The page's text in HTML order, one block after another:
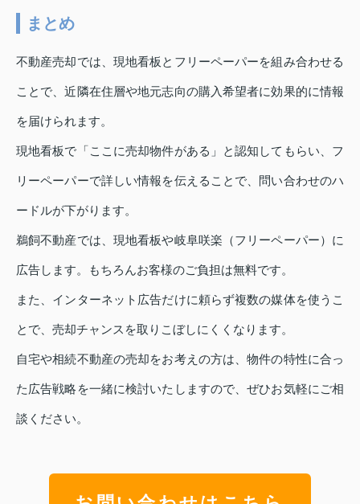
まとめ
不動産売却では、現地看板とフリーペーパーを組み合わせる
ことで、近隣在住層や地元志向の購入希望者に効果的に情報
を届けられます。
現地看板で「ここに売却物件がある」と認知してもらい、フ
リーペーパーで詳しい情報を伝えることで、問い合わせのハ
ードルが下がります。
鵜飼不動産では、現地看板や岐阜咲楽（フリーペーパー）に
広告します。もちろんお客様のご負担は無料です。
また、インターネット広告だけに頼らず複数の媒体を使うこ
とで、売却チャンスを取りこぼしにくくなります。
自宅や相続不動産の売却をお考えの方は、物件の特性に合っ
た広告戦略を一緒に検討いたしますので、ぜひお気軽にご相
談ください。